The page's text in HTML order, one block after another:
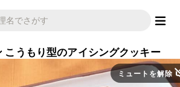
こうもり型のアイシングクッキー
ミュートを解除